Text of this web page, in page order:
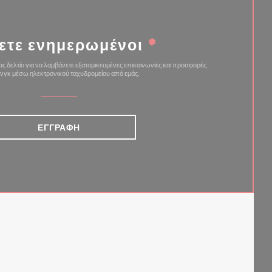
ενημερωμένοι *
δελτίο για να λαμβάνετε εξατομικευμένες επικοινωνίες και προσφορές
μέσω ηλεκτρονικού ταχυδρομείου από εμάς.
ΕΓΓΡΑΦΉ
ΠΑΡΆΘΥΡΟ))